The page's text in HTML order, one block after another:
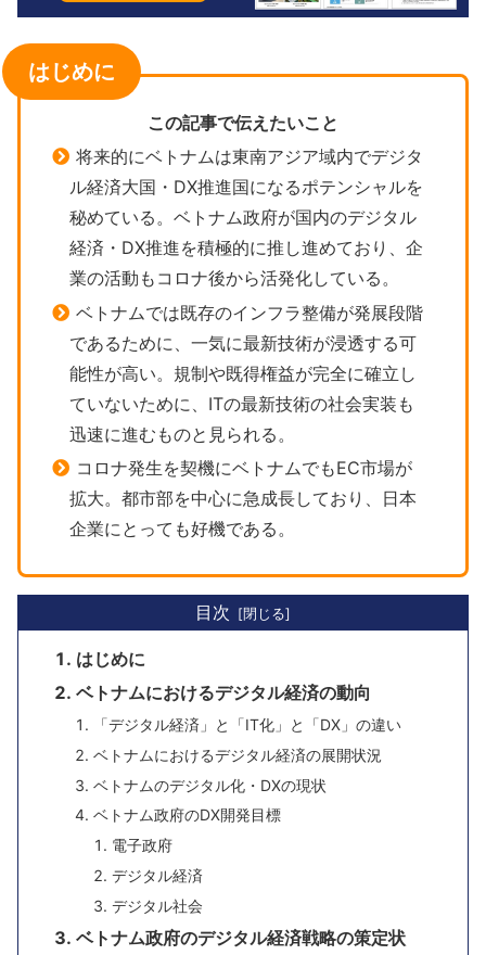
はじめに
この記事で伝えたいこと
将来的にベトナムは東南アジア域内でデジタ
ル経済大国・DX推進国になるポテンシャルを
秘めている。ベトナム政府が国内のデジタル
経済・DX推進を積極的に推し進めており、企
業の活動もコロナ後から活発化している。
ベトナムでは既存のインフラ整備が発展段階
であるために、一気に最新技術が浸透する可
能性が高い。規制や既得権益が完全に確立し
ていないために、ITの最新技術の社会実装も
迅速に進むものと見られる。
コロナ発生を契機にベトナムでもEC市場が
拡大。都市部を中心に急成長しており、日本
企業にとっても好機である。
目次
はじめに
ベトナムにおけるデジタル経済の動向
「デジタル経済」と「IT化」と「DX」の違い
ベトナムにおけるデジタル経済の展開状況
ベトナムのデジタル化・DXの現状
ベトナム政府のDX開発目標
電子政府
デジタル経済
デジタル社会
ベトナム政府のデジタル経済戦略の策定状